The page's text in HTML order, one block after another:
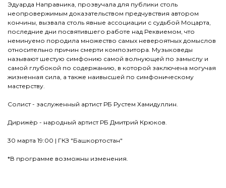
Эдуарда Направника, прозвучала для публики столь
неопровержимым доказательством предчувствия автором
кончины, вызвала столь явные ассоциации с судьбой Моцарта,
последние дни посвятившего работе над Реквиемом, что
неминуемо породила множество самых невероятных домыслов
относительно причин смерти композитора. Музыковеды
называют шестую симфонию самой волнующей по замыслу и
самой глубокой по содержанию, в которой заключена могучая
жизненная сила, а также наивысшей по симфоническому
мастерству.
Солист - заслуженный артист РБ Рустем Хамидуллин.
Дирижёр - народный артист РБ Дмитрий Крюков.
30 марта 19:00 | ГКЗ "Башкортостан"
*В программе возможны изменения.